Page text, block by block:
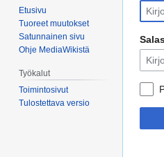
Etusivu
Tuoreet muutokset
Satunnainen sivu
Ohje MediaWikistä
Työkalut
Toimintosivut
Tulostettava versio